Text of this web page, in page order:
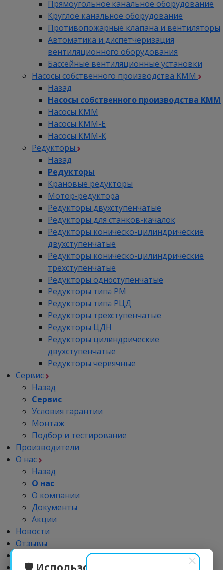
🛡️ Использование
Прямоугольное канальное оборудование
Круглое канальное оборудование
Противопожарные клапана и вентиляторы
Автоматика и диспетчеризация
вентиляционного оборудования
Бассейные вентиляционные установки
Насосы собственного производства KMM
Назад
Насосы собственного производства KMM
Насосы КММ
Насосы КММ-Е
Насосы КММ-К
Редукторы
Назад
Редукторы
Крановые редукторы
Мотор-редуктора
Редукторы двухступенчатые
Редукторы для станков-качалок
Редукторы коническо-цилиндрические
двухступенчатые
Редукторы коническо-цилиндрические
трехступенчатые
Редукторы одноступенчатые
Редукторы типа РМ
Редукторы типа РЦД
Редукторы трехступенчатые
Редукторы ЦДН
Редукторы цилиндрические
двухступенчатые
Редукторы червячные
Сервис
Назад
Сервис
Условия гарантии
Монтаж
Подбор и тестирование
Производители
О нас
Назад
О нас
О компании
Документы
Акции
Новости
Отзывы
Импортозамещение
Дилерам